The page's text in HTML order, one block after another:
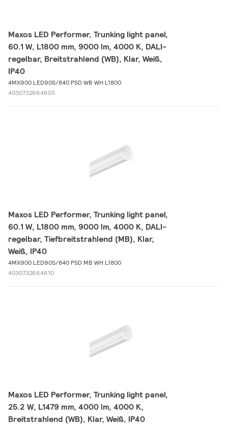
Maxos LED Performer, Trunking light panel,
60.1 W, L1800 mm, 9000 lm, 4000 K, DALI-
regelbar, Breitstrahlend (WB), Klar, Weiß,
IP40
4MX900 LED90S/840 PSD WB WH L1800
4030732664603
Maxos LED Performer, Trunking light panel,
60.1 W, L1800 mm, 9000 lm, 4000 K, DALI-
regelbar, Tiefbreitstrahlend (MB), Klar,
Weiß, IP40
4MX900 LED90S/840 PSD MB WH L1800
4030732664610
Maxos LED Performer, Trunking light panel,
25.2 W, L1479 mm, 4000 lm, 4000 K,
Breitstrahlend (WB), Klar, Weiß, IP40